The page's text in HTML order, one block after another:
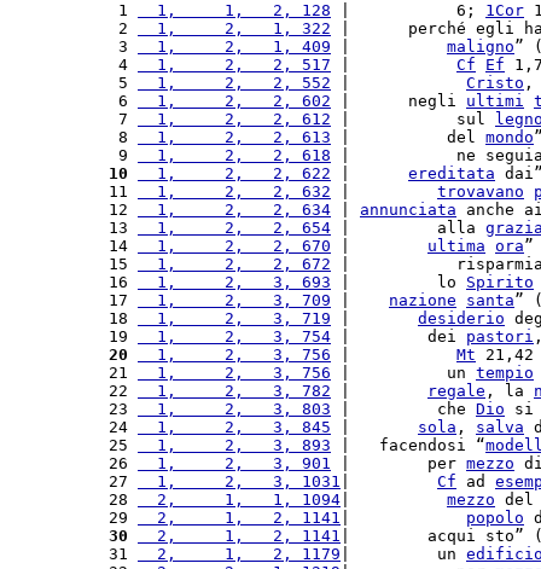
1
  1,     1,   2, 128
|           6; 1Cor
2
  1,     2,   1, 322
|      perché egli
3
  1,     2,   1, 409
maligno”
4
  1,     2,   2, 517
Cf Ef
5
  1,     2,   2, 552
Cristo ,
6
  1,     2,   2, 602
|      negli ultimi
7
  1,     2,   2, 612
|           sul
8
  1,     2,   2, 613
|          del mondo
9
  1,     2,   2, 618
|           ne
10
  1,     2,   2, 622
ereditata
11
  1,     2,   2, 632
trovavano
12
  1,     2,   2, 634
annunciata anche
13
  1,     2,   2, 654
|         alla
14
  1,     2,   2, 670
ultima ora
15
  1,     2,   2, 672
|
16
  1,     2,   3, 693
|         lo Spirito
17
  1,     2,   3, 709
nazione santa”
18
  1,     2,   3, 719
desiderio
19
  1,     2,   3, 754
|        dei pastori
20
  1,     2,   3, 756
Mt
21
  1,     2,   3, 756
|          un tempio
22
  1,     2,   3, 782
regale , la
23
  1,     2,   3, 803
|         che Dio si
24
  1,     2,   3, 845
sola , salva
25
  1,     2,   3, 893
|   facendosi “
26
  1,     2,   3, 901
|        per mezzo
27
  1,     2,   3, 1031
Cf ad
28
  2,     1,   1, 1094
mezzo
29
  2,     1,   2, 1141
popolo
30
  2,     1,   2, 1141
|        acqui sto”
31
  2,     1,   2, 1179
|         un